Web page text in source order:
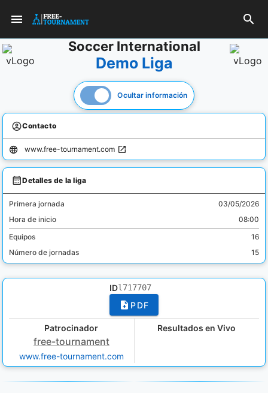
Soccer International
Demo Liga
Ocultar información
Contacto
www.free-tournament.com
Detalles de la liga
Primera jornada
03/05/2026
Hora de inicio
08:00
Equipos
16
Número de jornadas
15
IDl717707
PDF
Patrocinador
free-tournament
www.free-tournament.com
Resultados en Vivo